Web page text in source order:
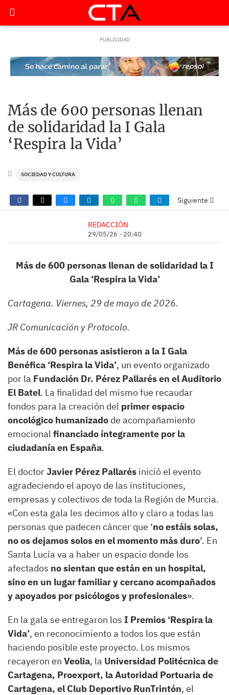
Más de 600 personas llenan
de solidaridad la I Gala
‘Respira la Vida’
SOCIEDAD Y CULTURA
Siguiente
REDACCIÓN
29/05/26 - 20:40
Más de 600 personas llenan de solidaridad la I
Gala ‘Respira la Vida’
Cartagena. Viernes, 29 de mayo de 2026.
JR Comunicación y Protocolo.
Más de 600 personas asistieron a la I Gala
Benéfica ‘Respira la Vida’, un evento organizado
por la Fundación Dr. Pérez Pallarés en el Auditorio
El Batel. La finalidad del mismo fue recaudar
fondos para la creación del primer espacio
oncológico humanizado de acompañamiento
emocionalfinanciado íntegramente por la
ciudadanía en España.
El doctorJavier Pérez Pallarés inició el evento
agradeciendo el apoyo de las instituciones,
empresas y colectivos de toda la Región de Murcia.
«Con esta gala les decimos alto y claro a todas las
personas que padecen cáncer que ‘no estáis solas,
no os dejamos solos en el momento más duro’. En
Santa Lucía va a haber un espacio donde los
afectados no sientan que están en un hospital,
sino en un lugar familiar y cercano acompañados
y apoyados por psicólogos y profesionales».
En la gala se entregaron los I Premios ‘Respira la
Vida’, en reconocimiento a todos los que están
haciendo posible este proyecto. Los mismos
recayeron en Veolia, la Universidad Politécnica de
Cartagena, Proexport, la Autoridad Portuaria de
Cartagena, el Club Deportivo RunTrintón, el